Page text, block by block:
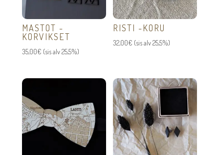
MASTOT -
KORVIKSET
35,00€ (sis alv 25,5%)
RISTI -KORU
32,00€ (sis alv 25,5%)